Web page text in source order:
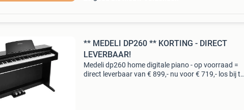
** MEDELI DP260 ** KORTING - DIRECT
LEVERBAAR!
Medeli dp260 home digitale piano - op voorraad =
direct leverbaar van € 899,- nu voor € 719,- los bij te